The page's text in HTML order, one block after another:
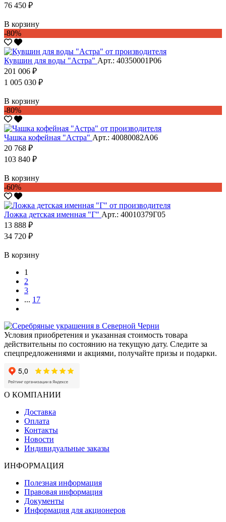
76 450 ₽
В корзину
-80%
Кувшин для воды "Астра" Арт.: 40350001Р06
201 006 ₽
1 005 030 ₽
В корзину
-80%
Чашка кофейная "Астра" Арт.: 40080082А06
20 768 ₽
103 840 ₽
В корзину
-60%
Ложка детская именная "Г" Арт.: 40010379Г05
13 888 ₽
34 720 ₽
В корзину
1
2
3
... 17
Условия приобретения и указанная стоимость товара
действительны по состоянию на текущую дату. Следите за
спецпредложениями и акциями, получайте призы и подарки.
О КОМПАНИИ
Доставка
Оплата
Контакты
Новости
Индивидуальные заказы
ИНФОРМАЦИЯ
Полезная информация
Правовая информация
Документы
Информация для акционеров